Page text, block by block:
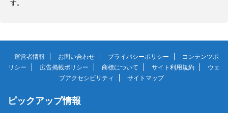
す。
運営者情報 お問い合わせ プライバシーポリシー
コンテンツポ
リシー
広告掲載ポリシー 商標について サイト利用規約
ウェ
ブアクセシビリティ
サイトマップ
ピックアップ情報